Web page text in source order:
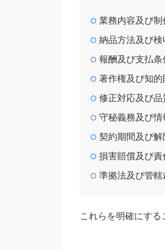
業務内容及び制
納品方法及び検
報酬及び支払条
著作権及び知
修正対応及び品
守秘義務及び情
契約期間及び解
損害賠償及び責
準拠法及び管轄
これらを明確にする